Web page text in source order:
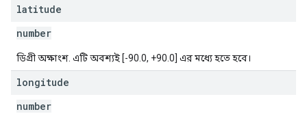
latitude
number
ডিগ্রী অক্ষাংশ. এটি অবশ্যই [-90.0, +90.0] এর মধ্যে হতে হবে।
longitude
number